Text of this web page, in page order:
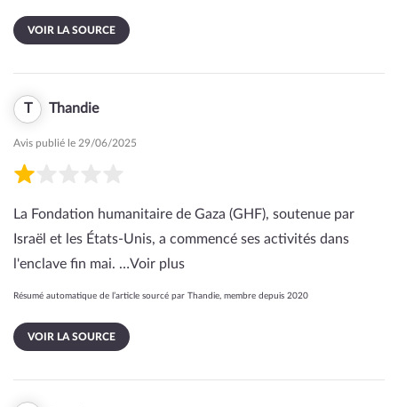
VOIR LA SOURCE
T Thandie
Avis publié le 29/06/2025
La Fondation humanitaire de Gaza (GHF), soutenue par
Israël et les États-Unis, a commencé ses activités dans
l'enclave fin mai. …Voir plus
Résumé automatique de l’article sourcé par Thandie, membre depuis 2020
VOIR LA SOURCE